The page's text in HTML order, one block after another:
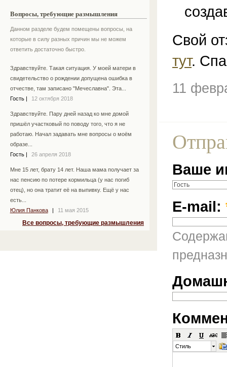
Вопросы, требующие размышления
Данном разделе будем помещены вопросы, на
которые в силу разных причин мы не можем
ответить достаточно быстро.
Здравствуйте. Такая ситуация. У моей матери в
свидетельство о рождении допущена ошибка в
отчестве, там записано "Мечеславна". Эта...
Гость
12 октября 2018
Здравствуйте. Пару дней назад ко мне домой
пришёл участковый по поводу того, что я не
работаю. Начал задавать мне вопросы о моём
образе...
Гость
26 апреля 2018
Мне 15 лет, брату 14 лет. Наша мама получает за
нас пенсию по потере кормильца (у нас погиб
отец), но она тратит её на выпивку. Ещё у нас
есть...
Юлия Панкова
11 мая 2015
Все вопросы, требующие размышления
Свой
тут.
11
Ваше
E-mail:
Стиль